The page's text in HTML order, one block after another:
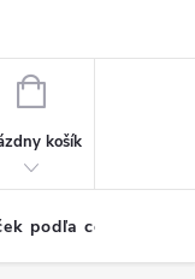
NÁKUPNÝ
košík
podľa ceny